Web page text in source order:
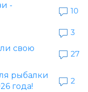
-
10
3
свою
27
рыбалки
года!
2